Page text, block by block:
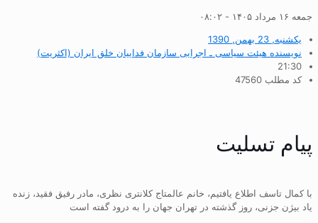
جمعه ۱۶ مرداد ۱۴۰۵ - ۰۸:۰۲
یکشنبه, 23 بهمن, 1390
نویسندههیئت سیاسی ـ اجرایی سازمان فداییان خلق ایران (اکثریت)
21:30
کد مطلب 47560
پیام تسلیت
با کمال تاسف اطلاع یافتیم، خانم عالمتاج کلانتری نظری، مادر رفیق فقید، زنده
ياد بیژن جزنی، روز گذشته در تهران جهان را به درود گفته است